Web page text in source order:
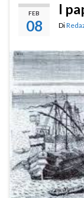
FEB
08
I
Di